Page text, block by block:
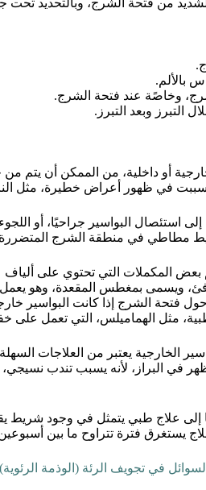
بالألم.
وخاصًة عند فتحة الشرج.
وبعد التبرز.
أو داخلية، من الممكن أن يتم
تسببت في ظهور أعراض خطيرة، مثل
استئصال البواسير جراحيًا، أو
مطاطي في منطقة الشرج
بعض المكملات التي تحتوي على ألياف
ويسمى بمغطس المقعدة، وهو
فتحة الشرج إذا كانت البواسير
مثل الهماميلس، التي تعمل على
الخارجية يعتبر من العلاجات
في البراز، لأنه يسبب تندب
علاج طبي يتمثل في وجود شريط
يستغرق فترة تتراوح ما بين أسبوعين
في تجويف الرئة (الوذمة الرئوية)